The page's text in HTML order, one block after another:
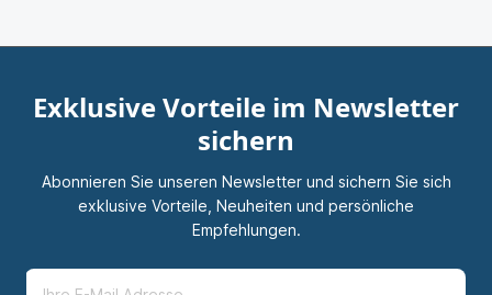
Exklusive Vorteile im Newsletter
sichern
Abonnieren Sie unseren Newsletter und sichern Sie sich
exklusive Vorteile, Neuheiten und persönliche
Empfehlungen.